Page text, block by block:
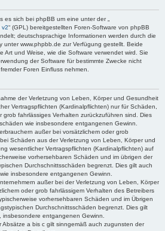
es sich bei phpBB um eine unter der „
v2“ (GPL) bereitgestellten Foren-Software von phpBB
deutschsprachige Informationen werden durch die
unter www.phpbb.de zur Verfügung gestellt. Beide
Art und Weise, wie die Software verwendet wird. Sie
der Software für bestimmte Zwecke nicht
Foren Einfluss nehmen.
der Verletzung von Leben, Körper und Gesundheit
Vertragspflichten (Kardinalpflichten) nur für Schäden,
grob fahrlässiges Verhalten zurückzuführen sind. Dies
wie insbesondere entgangenen Gewinn.
außer bei vorsätzlichem oder grob
Schäden aus der Verletzung von Leben, Körper und
wesentlicher Vertragspflichten (Kardinalpflichten) auf
vorhersehbaren Schäden und im übrigen der
Durchschnittsschäden begrenzt. Dies gilt auch
insbesondere entgangenen Gewinn.
außer bei der Verletzung von Leben, Körper
oder grob fahrlässigem Verhalten des Betreibers
vorhersehbaren Schäden und im Übrigen
Durchschnittsschäden begrenzt. Dies gilt
entgangenen Gewinn.
Absätze a bis c gilt sinngemäß auch zugunsten der